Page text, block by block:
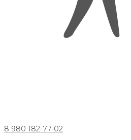
8 980 182-77-02